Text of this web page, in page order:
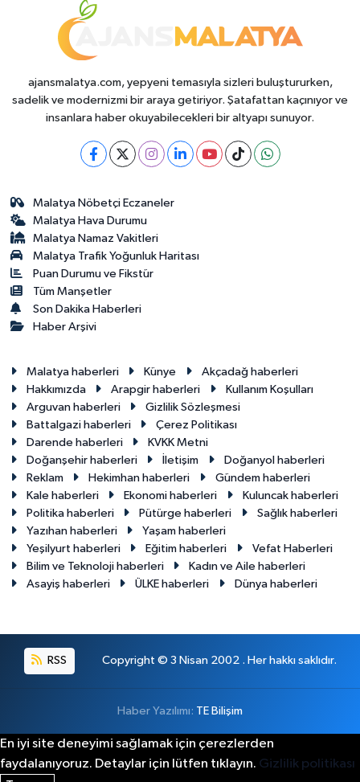
ajansmalatya.com, yepyeni temasıyla sizleri buluştururken,
sadelik ve modernizmi bir araya getiriyor. Şatafattan kaçınıyor ve
insanlara haber okuyabilecekleri bir altyapı sunuyor.
Malatya Nöbetçi Eczaneler
Malatya Hava Durumu
Malatya Namaz Vakitleri
Malatya Trafik Yoğunluk Haritası
Puan Durumu ve Fikstür
Tüm Manşetler
Son Dakika Haberleri
Haber Arşivi
Malatya haberleri Künye
Akçadağ haberleri
Hakkımızda
Arapgir haberleri
Kullanım Koşulları
Arguvan haberleri
Gizlilik Sözleşmesi
Battalgazi haberleri
Çerez Politikası
Darende haberleri
KVKK Metni
Doğanşehir haberleri
İletişim
Doğanyol haberleri
Reklam
Hekimhan haberleri
Gündem haberleri
Kale haberleri
Ekonomi haberleri
Kuluncak haberleri
Politika haberleri
Pütürge haberleri
Sağlık haberleri
Yazıhan haberleri
Yaşam haberleri
Yeşilyurt haberleri
Eğitim haberleri
Vefat Haberleri
Bilim ve Teknoloji haberleri
Kadın ve Aile haberleri
Asayiş haberleri
ÜLKE haberleri Dünya haberleri
RSS Copyright © 3 Nisan 2002 . Her hakkı saklıdır.
Haber Yazılımı: TE Bilişim
En iyi site deneyimi sağlamak için çerezlerden
faydalanıyoruz. Detaylar için lütfen tıklayın. Gizlilik politikası